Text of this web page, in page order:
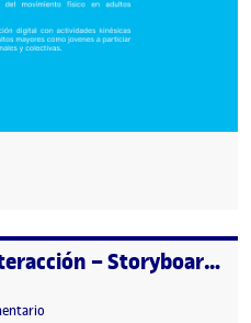
R5. Diseño de interacción – Storyboard y sketching
2025 10:11 pm